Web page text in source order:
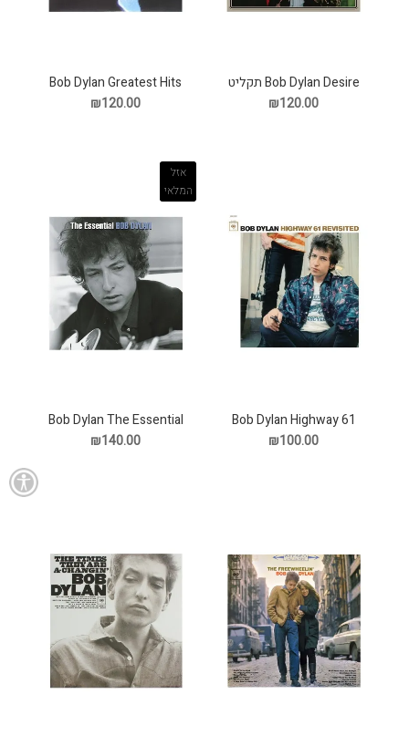
Bob Dylan Desire תקליט
₪120.00
Bob Dylan Greatest Hits
תקליט
₪120.00
Bob Dylan Highway 61
Revisited תקליט
₪100.00
אזל
המלאי
Bob Dylan The Essential
תקליט
₪140.00